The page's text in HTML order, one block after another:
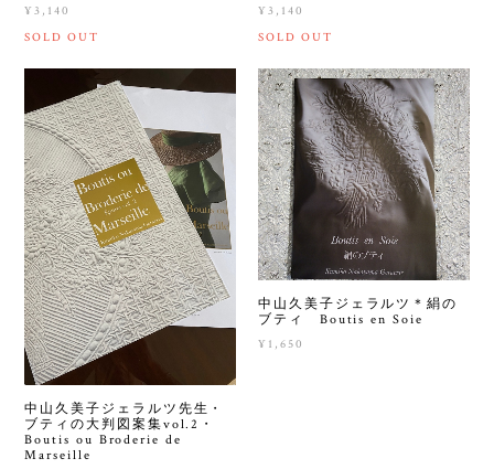
¥3,140
SOLD OUT
¥3,140
SOLD OUT
中山久美子ジェラルツ先生・
ブティの大判図案集vol.2・
Boutis ou Broderie de
Marseille
中山久美子ジェラルツ＊絹の
ブティ Boutis en Soie
¥1,650